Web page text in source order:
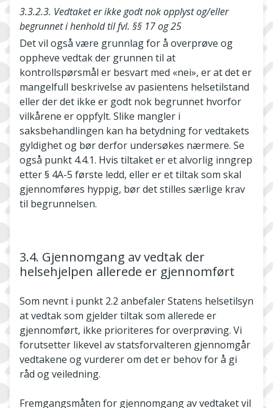
3.3.2.3. Vedtaket er ikke godt nok opplyst og/eller
begrunnet i henhold til fvl. §§ 17 og 25
Det vil også være grunnlag for å overprøve og
oppheve vedtak der grunnen til at
kontrollspørsmål er besvart med «nei», er at det er
mangelfull beskrivelse av pasientens helsetilstand
eller der det ikke er godt nok begrunnet hvorfor
vilkårene er oppfylt. Slike mangler i
saksbehandlingen kan ha betydning for vedtakets
gyldighet og bør derfor undersøkes nærmere. Se
også punkt 4.4.1. Hvis tiltaket er et alvorlig inngrep
etter § 4A-5 første ledd, eller er et tiltak som skal
gjennomføres hyppig, bør det stilles særlige krav
til begrunnelsen.
3.4. Gjennomgang av vedtak der
helsehjelpen allerede er gjennomført
Som nevnt i punkt 2.2 anbefaler Statens helsetilsyn
at vedtak som gjelder tiltak som allerede er
gjennomført, ikke prioriteres for overprøving. Vi
forutsetter likevel av statsforvalteren gjennomgår
vedtakene og vurderer om det er behov for å gi
råd og veiledning.
Fremgangsmåten for gjennomgang av vedtaket vil